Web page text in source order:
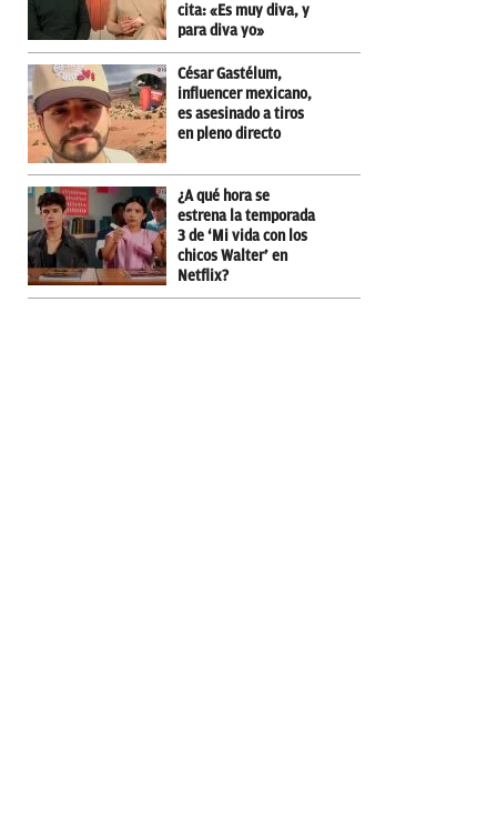
cita: «Es muy diva, y
para diva yo»
César Gastélum,
influencer mexicano,
es asesinado a tiros
en pleno directo
¿A qué hora se
estrena la temporada
3 de ‘Mi vida con los
chicos Walter’ en
Netflix?